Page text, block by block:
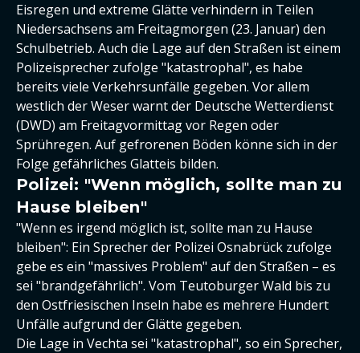
Eisregen und extreme Glätte verhindern in Teilen
Niedersachsens am Freitagmorgen (23. Januar) den
Schulbetrieb. Auch die Lage auf den Straßen ist einem
Polizeisprecher zufolge "katastrophal", es habe
bereits viele Verkehrsunfälle gegeben. Vor allem
westlich der Weser warnt der Deutsche Wetterdienst
(DWD) am Freitagvormittag vor Regen oder
Sprühregen. Auf gefrorenen Böden könne sich in der
Folge gefährliches Glatteis bilden.
Polizei: "Wenn möglich, sollte man zu
Hause bleiben"
"Wenn es irgend möglich ist, sollte man zu Hause
bleiben": Ein Sprecher der Polizei Osnabrück zufolge
gebe es ein "massives Problem" auf den Straßen – es
sei "brandgefährlich". Vom Teutoburger Wald bis zu
den Ostfriesischen Inseln habe es mehrere Hundert
Unfälle aufgrund der Glätte gegeben.
Die Lage in Vechta sei "katastrophal", so ein Sprecher,